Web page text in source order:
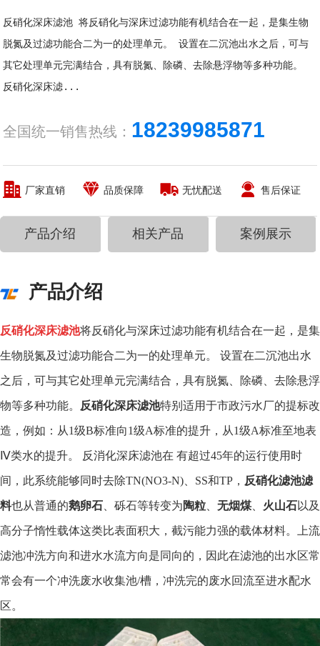
反硝化深床滤池 将反硝化与深床过滤功能有机结合在一起，是集生物
脱氮及过滤功能合二为一的处理单元。 设置在二沉池出水之后，可与
其它处理单元完满结合，具有脱氮、除磷、去除悬浮物等多种功能。
反硝化深床滤...
全国统一销售热线： 18239985871
厂家直销 品质保障 无忧配送 售后保证
产品介绍 相关产品 案例展示
产品介绍
反硝化深床滤池将反硝化与深床过滤功能有机结合在一起，是集
生物脱氮及过滤功能合二为一的处理单元。 设置在二沉池出水
之后，可与其它处理单元完满结合，具有脱氮、除磷、去除悬浮
物等多种功能。 反硝化深床滤池特别适用于市政污水厂的提标改
造，例如：从1级B标准向1级A标准的提升，从1级A标准至地表
Ⅳ类水的提升。 反消化深床滤池在 有超过45年的运行使用时
间，此系统能够同时去除TN(NO3-N)、SS和TP， 反硝化滤池滤
料也从普通的鹅卵石 、砾石等转变为陶粒 无烟煤 火山石以及
高分子惰性载体这类比表面积大，截污能力强的载体材料。上流
滤池冲洗方向和进水水流方向是同向的，因此在滤池的出水区常
常会有一个冲洗废水收集池/槽，冲洗完的废水回流至进水配水
区。